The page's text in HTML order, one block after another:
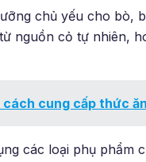
chủ yếu cho bò,
nguồn cỏ tự nhiên,
cung cấp thức ăn
các loại phụ phẩm